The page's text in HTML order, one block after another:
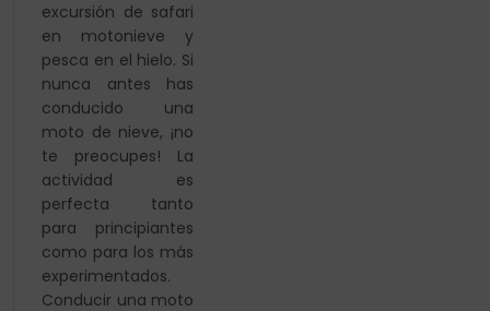
excursión de safari
en motonieve y
pesca en el hielo. Si
nunca antes has
conducido una
moto de nieve, ¡no
te preocupes! La
actividad es
perfecta tanto
para principiantes
como para los más
experimentados.
Conducir una moto